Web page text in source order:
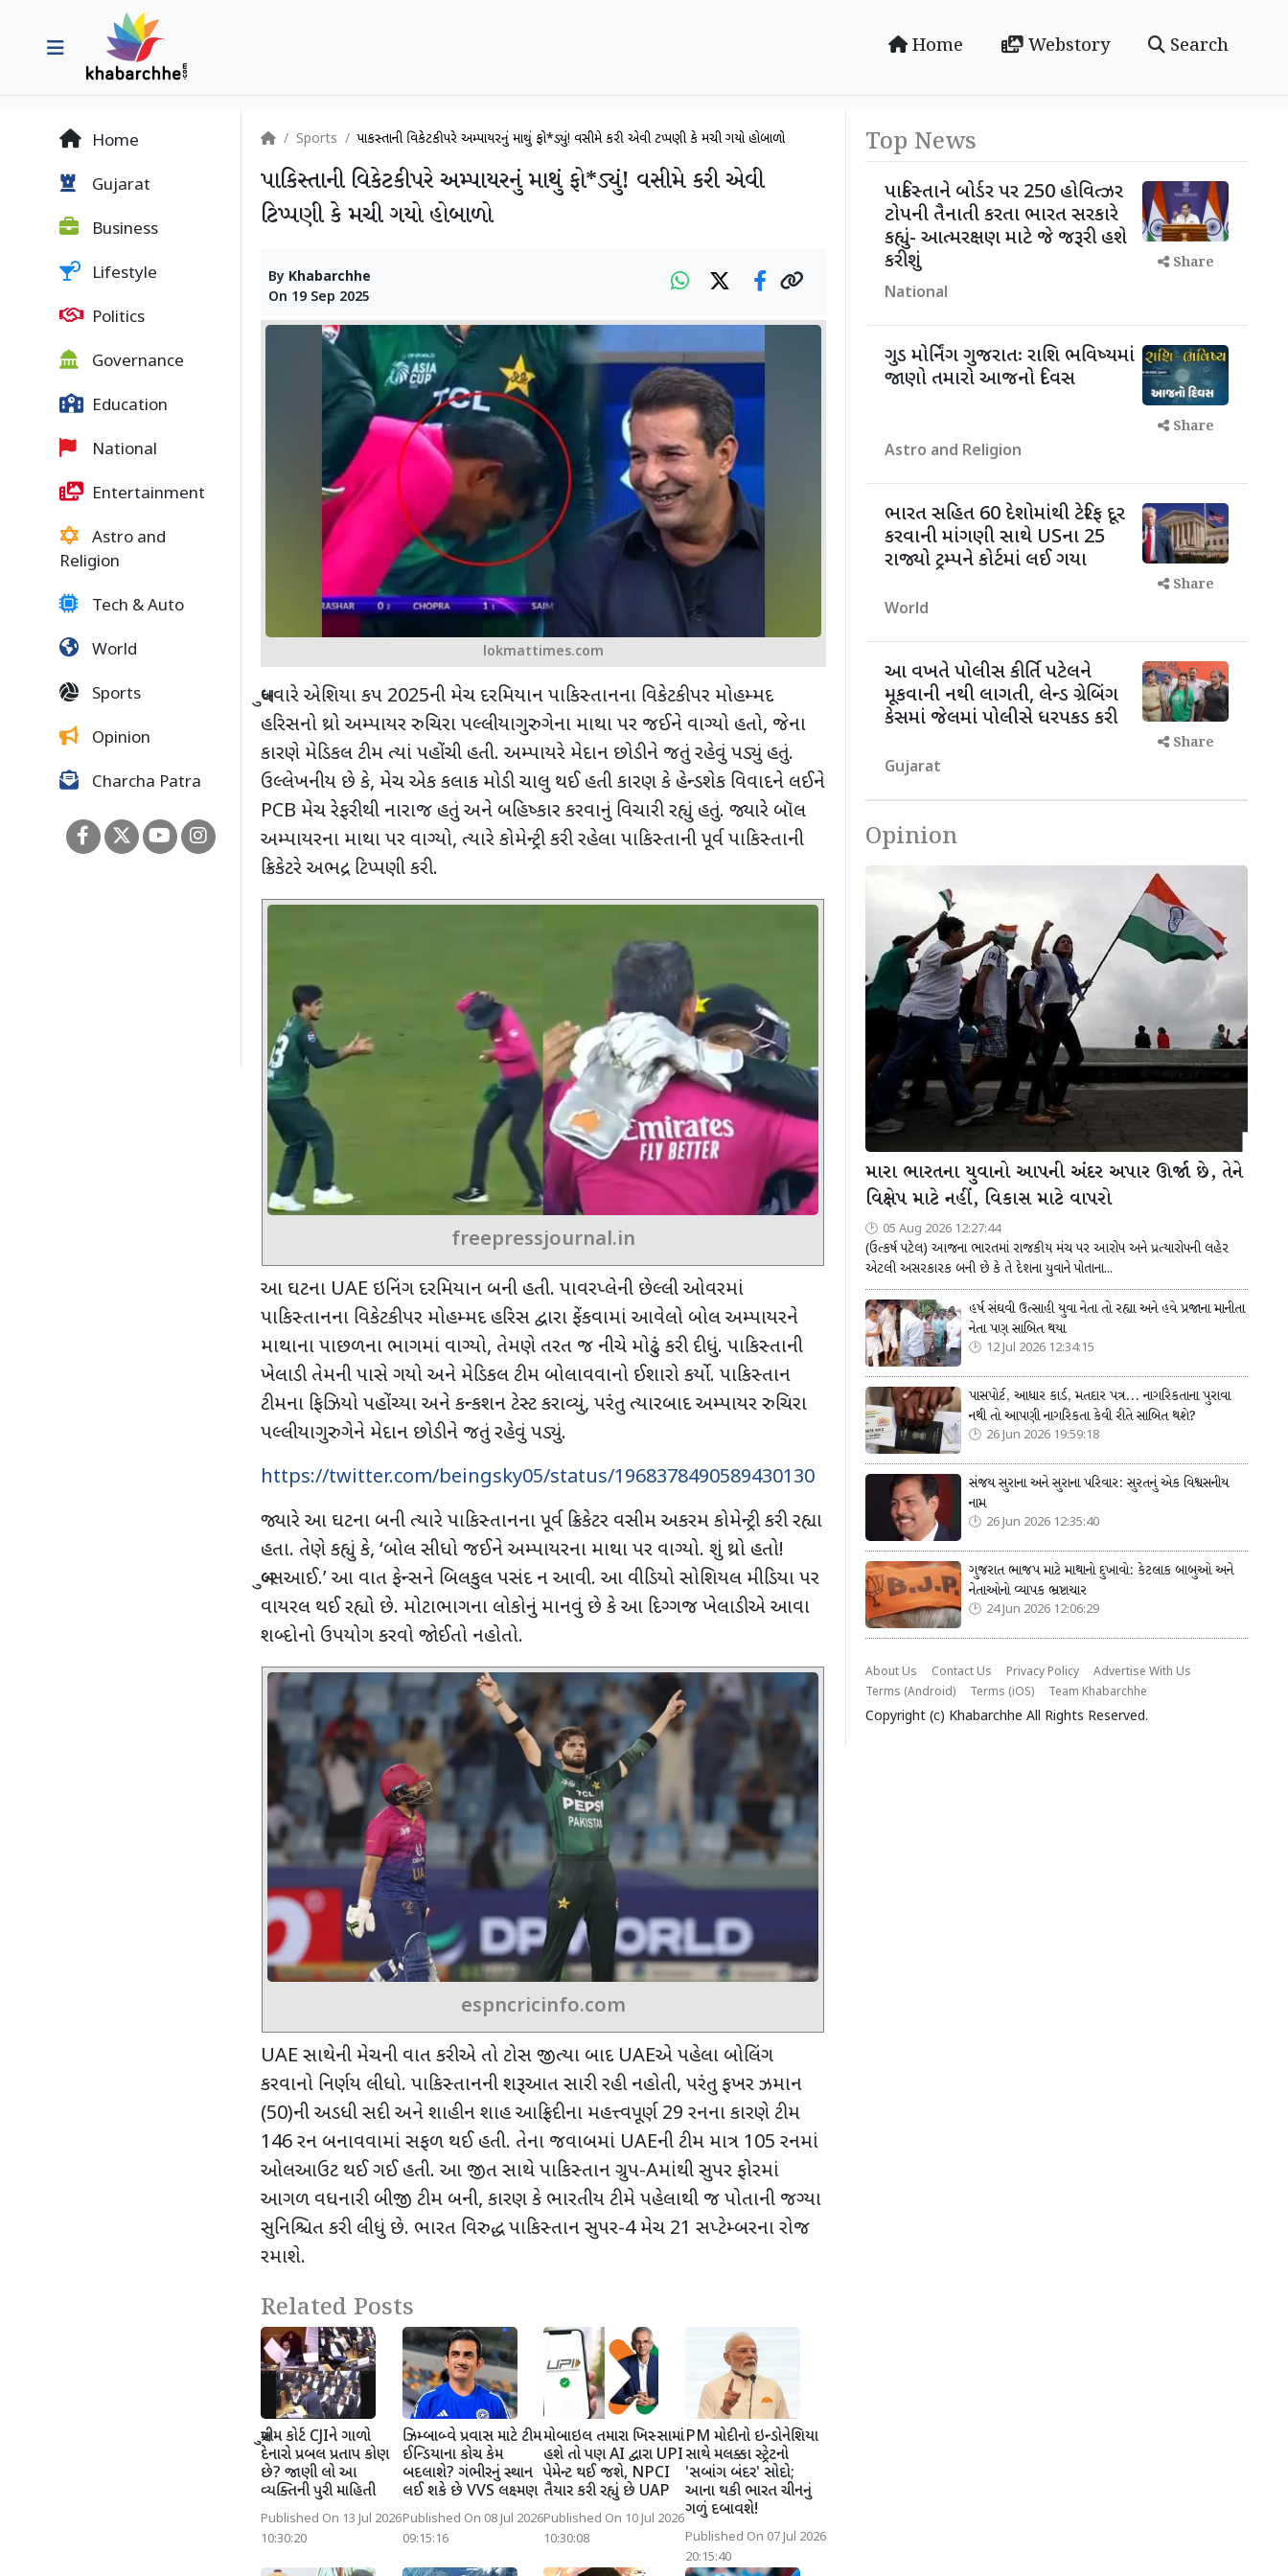
Home Webstory Search
Home
Gujarat
Business
Lifestyle
Politics
Governance
Education
National
Entertainment
Astro and
Religion
Tech & Auto
World
Sports
Opinion
Charcha Patra
Sports પાકિસ્તાની વિકેટકીપરે અમ્પાયરનું માથું ફો*ડ્યું! વસીમે કરી એવી ટિપ્પણી કે મચી ગયો હોબાળો
પાકિસ્તાની વિકેટકીપરે અમ્પાયરનું માથું ફો*ડ્યું! વસીમે કરી એવી
ટિપ્પણી કે મચી ગયો હોબાળો
By Khabarchhe
On 19 Sep 2025
lokmattimes.com
બુધવારે એશિયા કપ 2025ની મેચ દરમિયાનપાકિસ્તાનના વિકેટકીપર મોહમ્મદ
હરિસનો થ્રો અમ્પાયર રુચિરા પલ્લીયાગુરુગેના માથા પર જઈને વાગ્યો હતો, જેના
કારણે મેડિકલ ટીમ ત્યાં પહોંચી હતી. અમ્પાયરે મેદાન છોડીને જતું રહેવું પડ્યું હતું.
ઉલ્લેખનીય છે કે, મેચ એક કલાક મોડી ચાલુ થઈ હતી કારણ કે હેન્ડશેક વિવાદને લઈને
PCB મેચ રેફરીથી નારાજ હતું અને બહિષ્કાર કરવાનું વિચારી રહ્યું હતું. જ્યારે બૉલ
અમ્પાયરના માથા પર વાગ્યો, ત્યારે કોમેન્ટ્રી કરી રહેલા પાકિસ્તાની પૂર્વ પાકિસ્તાની
ક્રિકેટરે અભદ્ર ટિપ્પણી કરી.
freepressjournal.in
આ ઘટના UAE ઇનિંગ દરમિયાન બની હતી. પાવરપ્લેની છેલ્લી ઓવરમાં
પાકિસ્તાનના વિકેટકીપર મોહમ્મદ હરિસ દ્વારા ફેંકવામાં આવેલો બોલ અમ્પાયરને
માથાના પાછળના ભાગમાં વાગ્યો, તેમણે તરત જ નીચે મોઢું કરી દીધું. પાકિસ્તાની
ખેલાડી તેમની પાસે ગયો અને મેડિકલ ટીમ બોલાવવાનો ઈશારો કર્યો. પાકિસ્તાન
ટીમના ફિઝિયો પહોંચ્યા અને કન્કશન ટેસ્ટ કરાવ્યું, પરંતુ ત્યારબાદ અમ્પાયર રુચિરા
પલ્લીયાગુરુગેને મેદાન છોડીને જતું રહેવું પડ્યું.
https://twitter.com/beingsky05/status/1968378490589430130
જ્યારે આ ઘટના બની ત્યારે પાકિસ્તાનના પૂર્વ ક્રિકેટર વસીમ અકરમ કોમેન્ટ્રી કરી રહ્યા
હતા. તેણે કહ્યું કે, ‘બોલ સીધો જઈને અમ્પાયરના માથા પર વાગ્યો. શું થ્રો હતો!
બુલ્સઆઈ.’આ વાત ફેન્સને બિલકુલ પસંદ ન આવી. આ વીડિયો સોશિયલ મીડિયા પર
વાયરલ થઈ રહ્યો છે. મોટાભાગના લોકોનું માનવું છે કે આ દિગ્ગજ ખેલાડીએ આવા
શબ્દોનો ઉપયોગ કરવો જોઈતો નહોતો.
espncricinfo.com
UAE સાથેની મેચની વાત કરીએ તો ટોસ જીત્યા બાદ UAEએ પહેલા બોલિંગ
કરવાનો નિર્ણય લીધો. પાકિસ્તાનની શરૂઆત સારી રહી નહોતી, પરંતુ ફખર ઝમાન
(50)ની અડધી સદી અને શાહીન શાહ આફ્રિદીના મહત્ત્વપૂર્ણ 29 રનના કારણે ટીમ
146 રન બનાવવામાં સફળ થઈ હતી. તેના જવાબમાં UAEની ટીમ માત્ર 105 રનમાં
ઓલઆઉટ થઈ ગઈ હતી. આ જીત સાથેપાકિસ્તાન ગ્રુપ-Aમાંથી સુપર ફોરમાં
આગળ વધનારી ​​બીજી ટીમ બની, કારણ કે ભારતીય ટીમે પહેલાથી જ પોતાની જગ્યા
સુનિશ્ચિત કરી લીધું છે. ભારત વિરુદ્ધ પાકિસ્તાન સુપર-4 મેચ 21 સપ્ટેમ્બરના રોજ
રમાશે.
Related Posts
સુપ્રીમ કોર્ટ CJIને ગાળો
દેનારો પ્રબલ પ્રતાપ કોણ
છે? જાણી લો આ
વ્યક્તિની પુરી માહિતી
Published On 13 Jul 2026
10:30:20
ઝિમ્બાબ્વે પ્રવાસ માટે ટીમ
ઈન્ડિયાના કોચ કેમ
બદલાશે? ગંભીરનું સ્થાન
લઈ શકે છે VVS લક્ષ્મણ
Published On 08 Jul 2026
09:15:16
મોબાઇલ તમારા ખિસ્સામાં
હશે તો પણ AI દ્વારા UPI
પેમેન્ટ થઈ જશે, NPCI
તૈયાર કરી રહ્યું છે UAP
Published On 10 Jul 2026
10:30:08
PM મોદીનો ઇન્ડોનેશિયા
સાથે મલક્કા સ્ટ્રેટનો
'સબાંગ બંદર' સોદો;
આના થકી ભારત ચીનનું
ગળું દબાવશે!
Published On 07 Jul 2026
20:15:40
Top News
પાકિસ્તાને બોર્ડર પર 250 હોવિત્ઝર
ટોપની તૈનાતી કરતા ભારત સરકારે
કહ્યું- આત્મરક્ષણ માટે જે જરૂરી હશે
કરીશું
National
Share
ગુડ મોર્નિંગ ગુજરાતઃ રાશિ ભવિષ્યમાં
જાણો તમારો આજનો દિવસ
Astro and Religion
Share
ભારત સહિત 60 દેશોમાંથી ટેરિફ દૂર
કરવાની માંગણી સાથે USના 25
રાજ્યો ટ્રમ્પને કોર્ટમાં લઈ ગયા
World
Share
આ વખતે પોલીસ કીર્તિ પટેલને
મૂકવાની નથી લાગતી, લેન્ડ ગ્રેબિંગ
કેસમાં જેલમાં પોલીસે ધરપકડ કરી
Gujarat
Share
Opinion
મારા ભારતના યુવાનો આપની અંદર અપાર ઊર્જા છે, તેને
વિક્ષેપ માટે નહીં, વિકાસ માટે વાપરો
05 Aug 2026 12:27:44
(ઉત્કર્ષ પટેલ) આજના ભારતમાં રાજકીય મંચ પર આરોપ અને પ્રત્યારોપની લહેર
એટલી અસરકારક બની છે કે તે દેશના યુવાને પોતાના...
હર્ષ સંઘવી ઉત્સાહી યુવા નેતા તો રહ્યા અને હવે પ્રજાના માનીતા
નેતા પણ સાબિત થયા
12 Jul 2026 12:34:15
પાસપોર્ટ, આધાર કાર્ડ, મતદાર પત્ર... નાગરિકતાના પુરાવા
નથી તો આપણી નાગરિકતા કેવી રીતે સાબિત થશે?
26 Jun 2026 19:59:18
સંજય સુરાના અને સુરાના પરિવાર: સુરતનું એક વિશ્વસનીય
નામ
26 Jun 2026 12:35:40
ગુજરાત ભાજપ માટે માથાનો દુખાવો: કેટલાક બાબુઓ અને
નેતાઓનો વ્યાપક ભ્રષ્ટાચાર
24 Jun 2026 12:06:29
About Us Contact Us Privacy Policy
Advertise With Us
Terms (Android)
Terms (iOS) Team Khabarchhe
Copyright (c) Khabarchhe All Rights Reserved.